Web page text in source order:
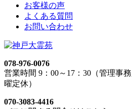
お客様の声
よくある質問
お問い合わせ
078-976-0076
営業時間 9：00～17：30（管理事
曜定休）
070-3083-4416